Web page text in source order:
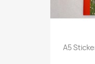
A5